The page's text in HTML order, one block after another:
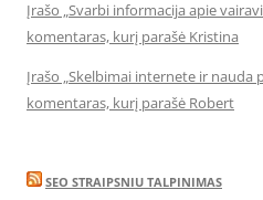
Įrašo „Svarbi informacija apie
komentaras, kurį parašė Kristina
Įrašo „Skelbimai internete ir nauda
komentaras, kurį parašė Robert
SEO STRAIPSNIU TALPINIMAS